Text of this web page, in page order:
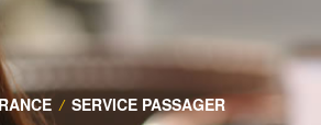
/ SERVICE PASSAGER